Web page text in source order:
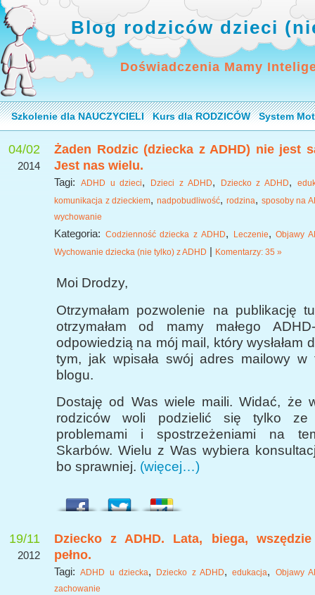
Blog rodziców dzieci
Doświadczenia Mamy
Szkolenie dla NAUCZYCIELI Kurs dla RODZICÓW System
04/02
2014
Żaden Rodzic (dziecka z ADHD) nie jest
Jest nas wielu.
Tagi: ADHD u dzieci, Dzieci z ADHD, Dziecko z ADHD,
komunikacja z dzieckiem,nadpobudliwość, rodzina, sposoby na
wychowanie
Kategoria: Codzienność dziecka z ADHD, Leczenie,Objawy
Wychowanie dziecka (nie tylko) z ADHD | Komentarzy: 35 »
Moi Drodzy,
Otrzymałam pozwolenie na publikację
otrzymałam od mamy małego
odpowiedzią na mój mail, który wysłałam
tym, jak wpisała swój adres mailowy w
blogu.
Dostaję od Was wiele maili. Widać, że
rodziców woli podzielić się tylko ze
problemami i spostrzeżeniami na
Skarbów. Wielu z Was wybiera
bo sprawniej. (więcej…)
19/11
2012
Dziecko z ADHD. Lata, biega,
pełno.
Tagi:ADHD u dziecka, Dziecko z ADHD,edukacja,
Objawy
zachowanie